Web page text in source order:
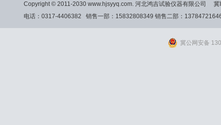
Copyright © 2011-2030 www.hjsyyq.com. 河北鸿吉试验仪器有限公司
冀
电话：0317-4406382 销售一部：15832808349 销售二部：
冀公网安备